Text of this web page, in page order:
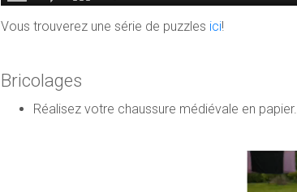
Vous trouverez une série de puzzles ici!
Bricolages
Réalisez votre chaussure médiévale en papier.